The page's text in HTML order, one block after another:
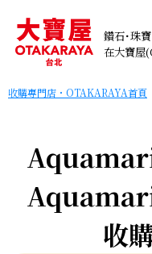
鑽石･珠
在大寶屋
收購專門店・OTAKARAYA首頁
收